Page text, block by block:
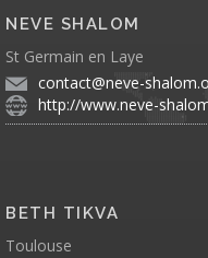
NEVE SHALOM
St Germain en Laye
contact@neve-
http://www.neve-
BETH TIKVA
Toulouse